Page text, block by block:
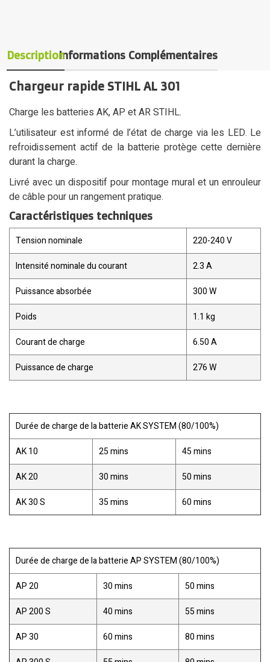
DescriptionInformations Complémentaires
Chargeur rapide STIHL AL 301
Charge les batteries AK, AP et AR STIHL.
L’utilisateur est informé de l’état de charge via les LED. Le
refroidissement actif de la batterie protège cette dernière
durant la charge.
Livré avec un dispositif pour montage mural et un enrouleur
de câble pour un rangement pratique.
Caractéristiques techniques
Tension nominale
220-240 V
Intensité nominale du courant
2.3 A
Puissance absorbée
300 W
Poids
1.1 kg
Courant de charge
6.50 A
Puissance de charge
276 W
Durée de charge de la batterie AK SYSTEM (80/100%)
AK 10
25 mins
45 mins
AK 20
30 mins
50 mins
AK 30 S
35 mins 60 mins
Durée de charge de la batterie AP SYSTEM (80/100%)
AP 20
30 mins
50 mins
AP 200 S
40 mins
55 mins
AP 30
60 mins
80 mins